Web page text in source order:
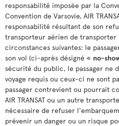
responsabilité imposée par la
Convention de Varsovie, AIR
responsabilité résultant de son
transporteur aérien de transporter
circonstances suivantes: le
son vol (ci-après désigné « no-
sécurité du public, le passager ne
voyage requis ou ceux-ci ne sont
passager contrevient ou pourrait
AIR TRANSAT ou un autre
nécessaire de refuser
prévenir un danger ou un risque